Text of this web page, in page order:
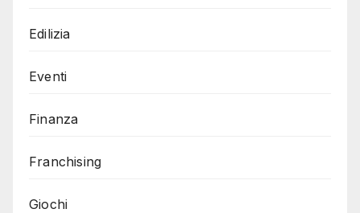
Edilizia
Eventi
Finanza
Franchising
Giochi